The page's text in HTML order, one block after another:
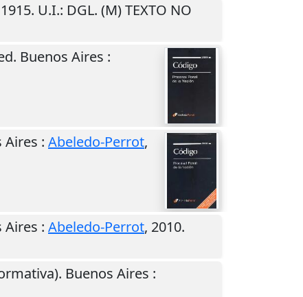
1915. U.I.: DGL. (M) TEXTO NO
Buenos Aires :
Aires : Abeledo-Perrot,
Aires : Abeledo-Perrot, 2010.
Buenos Aires :